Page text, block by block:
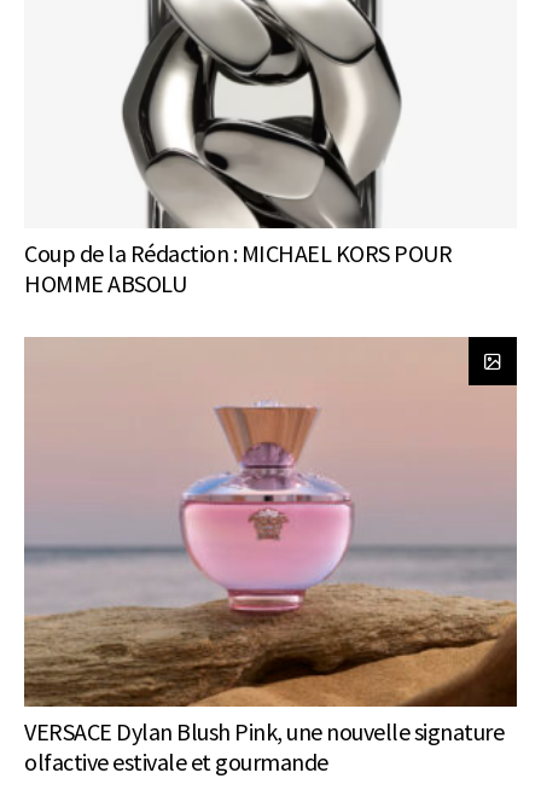
Coup de la Rédaction : MICHAEL KORS POUR
HOMME ABSOLU
VERSACE Dylan Blush Pink, une nouvelle signature
olfactive estivale et gourmande